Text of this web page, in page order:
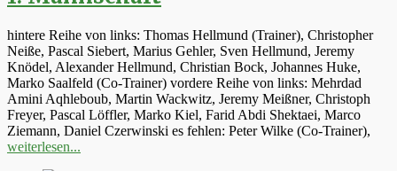
hintere Reihe von links: Thomas Hellmund (Trainer), Christopher
Neiße, Pascal Siebert, Marius Gehler, Sven Hellmund, Jeremy
Knödel, Alexander Hellmund, Christian Bock, Johannes Huke,
Marko Saalfeld (Co-Trainer) vordere Reihe von links: Mehrdad
Amini Aqhleboub, Martin Wackwitz, Jeremy Meißner, Christoph
Freyer, Pascal Löffler, Marko Kiel, Farid Abdi Shektaei, Marco
Ziemann, Daniel Czerwinski es fehlen: Peter Wilke (Co-Trainer),
weiterlesen...